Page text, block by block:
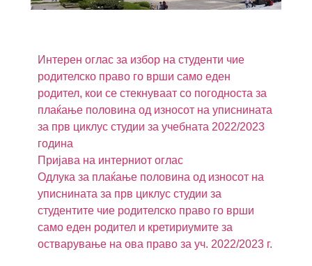
Интерен оглас за избор на студенти чие
родителско право го врши само еден
родител, кои се стекнуваат со погодноста за
плаќање половина од износот на уписнината
за прв циклус студии за учебната 2022/2023
година
Пријава на интерниот оглас
Одлука за плаќање половина од износот на
уписнината за прв циклус студии за
студентите чие родителско право го врши
само еден родител и кретириумите за
остварување на ова право за уч. 2022/2023 г.